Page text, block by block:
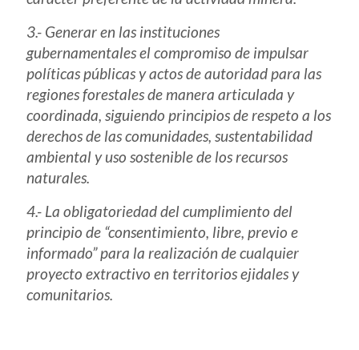
3.- Generar en las instituciones
gubernamentales el compromiso de impulsar
políticas públicas y actos de autoridad para las
regiones forestales de manera articulada y
coordinada, siguiendo principios de respeto a los
derechos de las comunidades, sustentabilidad
ambiental y uso sostenible de los recursos
naturales.
4.- La obligatoriedad del cumplimiento del
principio de “consentimiento, libre, previo e
informado” para la realización de cualquier
proyecto extractivo en territorios ejidales y
comunitarios.